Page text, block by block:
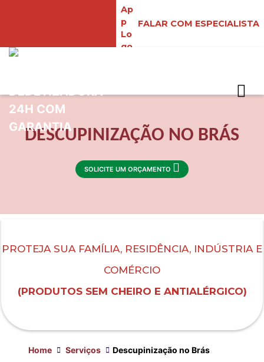
FALAR COM ESPECIALISTA
DESCUPINIZAÇÃO NO BRÁS
SOLICITE UM ORÇAMENTO
PROTEJA SUA FAMÍLIA, RESIDÊNCIA, INDÚSTRIA E
COMÉRCIO
(PRODUTOS SEM CHEIRO E ANTIALÉRGICO)
Home Serviços Descupinização no Brás